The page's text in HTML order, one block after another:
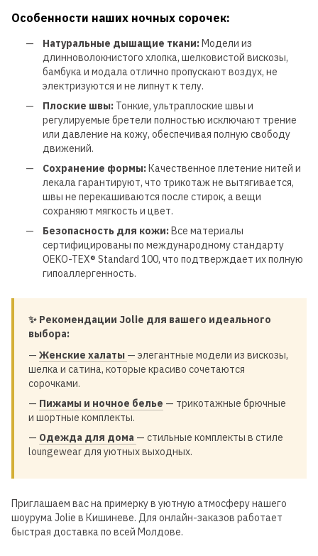
Особенности наших ночных сорочек:
Натуральные дышащие ткани:Модели из
длинноволокнистого хлопка, шелковистой вискозы,
бамбука и модала отлично пропускают воздух, не
электризуются и не липнут к телу.
Плоские швы: Тонкие, ультраплоские швы и
регулируемые бретели полностью исключают трение
или давление на кожу, обеспечивая полную свободу
движений.
Сохранение формы:Качественное плетение нитей и
лекала гарантируют, что трикотаж не вытягивается,
швы не перекашиваются после стирок, а вещи
сохраняют мягкость и цвет.
Безопасность для кожи:Все материалы
сертифицированы по международному стандарту
OEKO-TEX® Standard 100, что подтверждает их полную
гипоаллергенность.
✨ Рекомендации Jolie для вашего идеального
выбора:
— Женские халаты — элегантные модели из вискозы,
шелка и сатина, которые красиво сочетаются
сорочками.
— Пижамы и ночное белье — трикотажные брючные
и шортные комплекты.
— Одежда для дома — стильные комплекты в стиле
loungewear для уютных выходных.
Приглашаем вас на примерку в уютную атмосферу нашего
шоурума Jolie в Кишиневе. Для онлайн-заказов работает
быстрая доставка по всей Молдове.